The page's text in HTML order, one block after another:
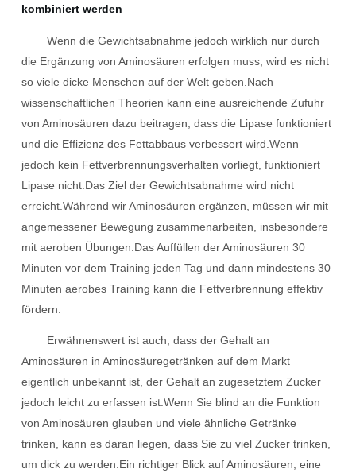
kombiniert werden
Wenn die Gewichtsabnahme jedoch wirklich nur durch
die Ergänzung von Aminosäuren erfolgen muss, wird es nicht
so viele dicke Menschen auf der Welt geben.Nach
wissenschaftlichen Theorien kann eine ausreichende Zufuhr
von Aminosäuren dazu beitragen, dass die Lipase funktioniert
und die Effizienz des Fettabbaus verbessert wird.Wenn
jedoch kein Fettverbrennungsverhalten vorliegt, funktioniert
Lipase nicht.Das Ziel der Gewichtsabnahme wird nicht
erreicht.Während wir Aminosäuren ergänzen, müssen wir mit
angemessener Bewegung zusammenarbeiten, insbesondere
mit aeroben Übungen.Das Auffüllen der Aminosäuren 30
Minuten vor dem Training jeden Tag und dann mindestens 30
Minuten aerobes Training kann die Fettverbrennung effektiv
fördern.
Erwähnenswert ist auch, dass der Gehalt an
Aminosäuren in Aminosäuregetränken auf dem Markt
eigentlich unbekannt ist, der Gehalt an zugesetztem Zucker
jedoch leicht zu erfassen ist.Wenn Sie blind an die Funktion
von Aminosäuren glauben und viele ähnliche Getränke
trinken, kann es daran liegen, dass Sie zu viel Zucker trinken,
um dick zu werden.Ein richtiger Blick auf Aminosäuren, eine